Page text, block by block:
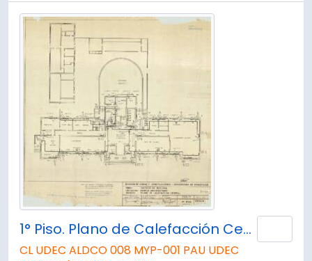
1° Piso. Plano de Calefacción Central. D109
CL UDEC ALDCO 008 MYP-001 PAU UDEC